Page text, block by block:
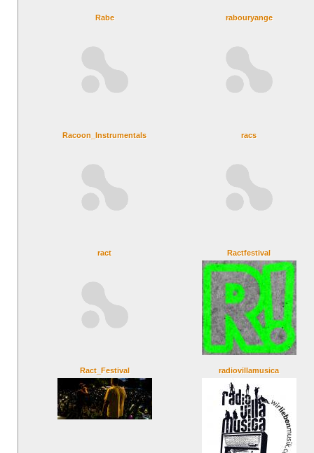
Rabe rabouryange
Racoon_Instrumentals racs
ract Ractfestival
Ract_Festival radiovillamusica